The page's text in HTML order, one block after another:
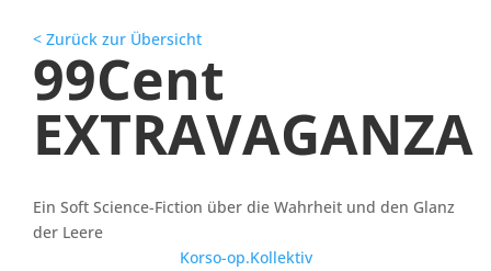
< Zurück zur Übersicht
99Cent
EXTRAVAGANZA
Ein Soft Science-Fiction über die Wahrheit und den Glanz
der Leere
Korso-op.Kollektiv